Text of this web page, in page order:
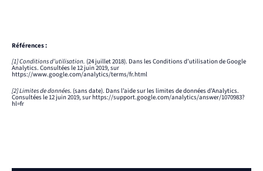
Références :
[1] Conditions d’utilisation. (24 juillet 2018). Dans les Conditions d’utilisation de Google
Analytics. Consultées le 12 juin 2019, sur
https://www.google.com/analytics/terms/fr.html
[2] Limites de données. (sans date). Dans l’aide sur les limites de données d’Analytics.
Consultées le 12 juin 2019, sur https://support.google.com/analytics/answer/1070983?
hl=fr